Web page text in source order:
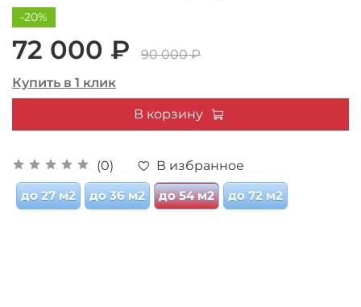
(0)
В избранное
до 27 м2
до 36 м2 до 54 м2 до 72 м2
-20%
72 000 ₽
90 000 ₽
Купить в 1 клик
В корзину